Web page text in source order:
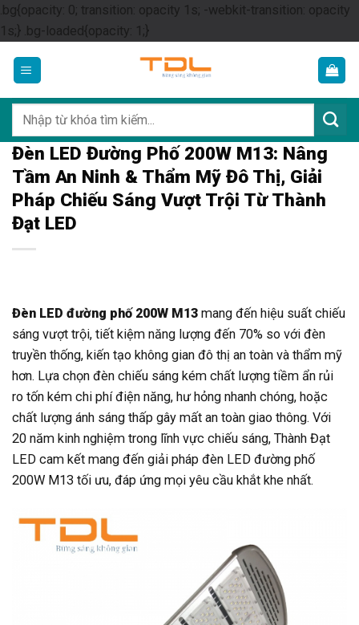
.bg{opacity: 0; transition: opacity 1s; -webkit-transition: opacity
1s;} .bg-loaded{opacity: 1;}Skip
content
kiếm:
Đèn LED Đường Phố 200W M13: Nâng
Tầm An Ninh & Thẩm Mỹ Đô Thị, Giải
Pháp Chiếu Sáng Vượt Trội Từ Thành
Đạt LED
Đèn LED đường phố 200W M13 mang đến hiệu suất chiếu
sáng vượt trội, tiết kiệm năng lượng đến 70% so với đèn
truyền thống, kiến tạo không gian đô thị an toàn và thẩm mỹ
hơn. Lựa chọn đèn chiếu sáng kém chất lượng tiềm ẩn rủi
ro tốn kém chi phí điện năng, hư hỏng nhanh chóng, hoặc
chất lượng ánh sáng thấp gây mất an toàn giao thông. Với
20 năm kinh nghiệm trong lĩnh vực chiếu sáng, Thành Đạt
LED cam kết mang đến giải pháp đèn LED đường phố
200W M13 tối ưu, đáp ứng mọi yêu cầu khắt khe nhất.